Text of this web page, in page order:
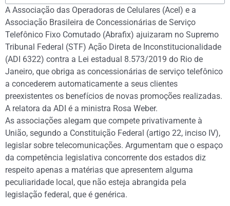
A Associação das Operadoras de Celulares (Acel) e a
Associação Brasileira de Concessionárias de Serviço
Telefônico Fixo Comutado (Abrafix) ajuizaram no Supremo
Tribunal Federal (STF) Ação Direta de Inconstitucionalidade
(ADI 6322) contra a Lei estadual 8.573/2019 do Rio de
Janeiro, que obriga as concessionárias de serviço telefônico
a concederem automaticamente a seus clientes
preexistentes os benefícios de novas promoções realizadas.
A relatora da ADI é a ministra Rosa Weber.
As associações alegam que compete privativamente à
União, segundo a Constituição Federal (artigo 22, inciso IV),
legislar sobre telecomunicações. Argumentam que o espaço
da competência legislativa concorrente dos estados diz
respeito apenas a matérias que apresentem alguma
peculiaridade local, que não esteja abrangida pela
legislação federal, que é genérica.